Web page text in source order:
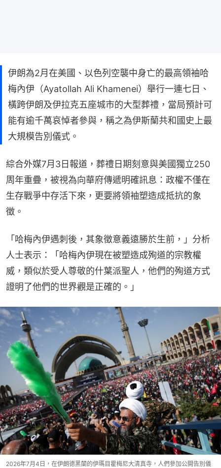
伊朗為2月在美國、以色列空襲中身亡的最高領袖哈
梅內伊（Ayatollah Ali Khamenei）舉行一連七日、
橫跨伊朗及伊拉克五座城市的大型葬禮，當局預計可
能有逾千萬哀悼者參與，稱之為伊斯蘭共和國史上最
大規模告別儀式。
綜合外媒7月3日報道，葬禮日期刻意與美國獨立250
周年重疊，被視為向華府傳遞明確訊息：政權不僅在
生存戰爭中存活下來，更要將領袖塑造成抵抗的象
徵。
「哈梅內伊遇刺後，其象徵意義遠勝於生前，」分析
人士表示：「哈梅內伊現在被塑造成殉道的宗教權
威，類似於受人尊敬的什葉派聖人，他們的殉道方式
證明了他們的世界觀是正確的。」
2026年7月4日，在伊朗德黑蘭的伊瑪目霍梅尼大清真寺，人們參加公開告別儀